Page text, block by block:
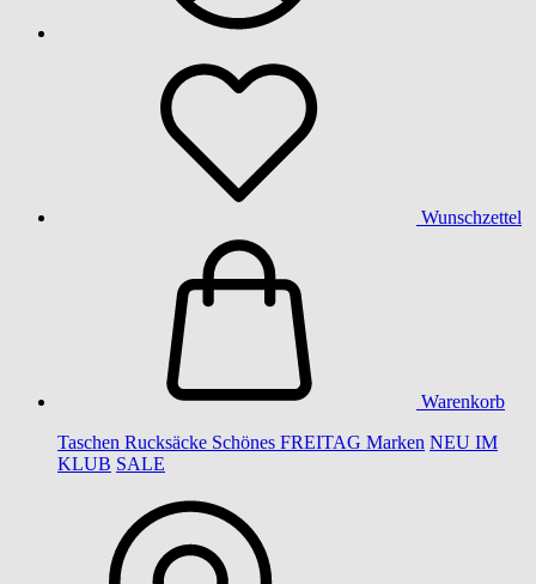
Wunschzettel
Warenkorb
Taschen Rucksäcke Schönes FREITAG Marken NEU IM
KLUB SALE